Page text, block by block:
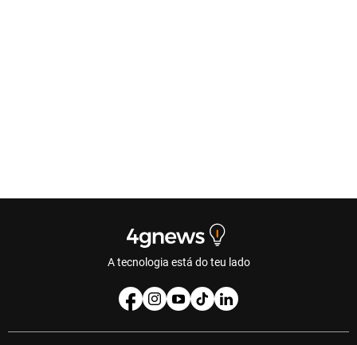
A tecnologia está do teu lado